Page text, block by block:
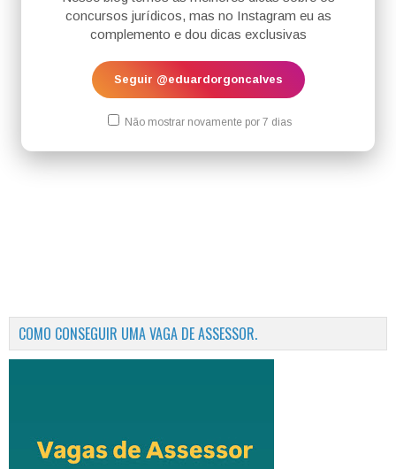
concursos jurídicos, mas no Instagram eu as
complemento e dou dicas exclusivas
Seguir @eduardorgoncalves
Não mostrar novamente por 7 dias
COMO CONSEGUIR UMA VAGA DE ASSESSOR.